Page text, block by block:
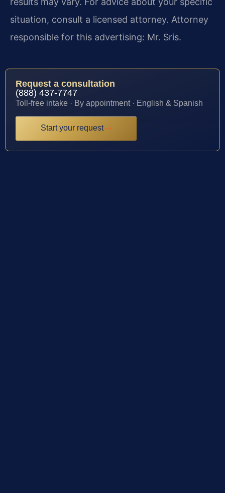
situation, consult a licensed attorney. Attorney
responsible for this advertising: Mr. Sris.
Request a consultation
(888) 437-7747
Toll-free intake · By appointment · English & Spanish
Start your request